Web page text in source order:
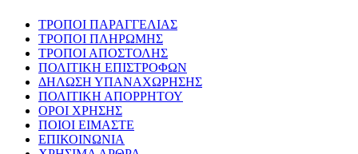
ΤΡΟΠΟΙ ΠΑΡΑΓΓΕΛΙΑΣ
ΤΡΟΠΟΙ ΠΛΗΡΩΜΗΣ
ΤΡΟΠΟΙ ΑΠΟΣΤΟΛΗΣ
ΠΟΛΙΤΙΚΗ ΕΠΙΣΤΡΟΦΩΝ
ΔΗΛΩΣΗ ΥΠΑΝΑΧΩΡΗΣΗΣ
ΠΟΛΙΤΙΚΗ ΑΠΟΡΡΗΤΟΥ
ΟΡΟΙ ΧΡΗΣΗΣ
ΠΟΙΟΙ ΕΙΜΑΣΤΕ
ΕΠΙΚΟΙΝΩΝΙΑ